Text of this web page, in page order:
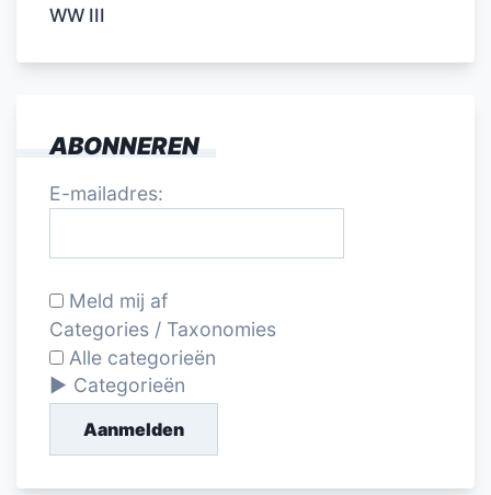
WW III
ABONNEREN
E-mailadres:
Meld mij af
Categories / Taxonomies
Alle categorieën
Categorieën
Aanmelden